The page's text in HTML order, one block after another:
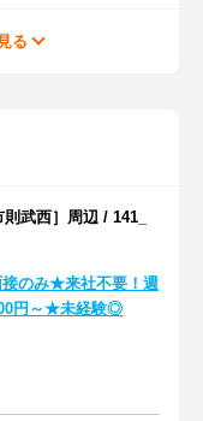
る
武西］周辺 / 141_
接のみ★来社不要！週
円～★未経験◎